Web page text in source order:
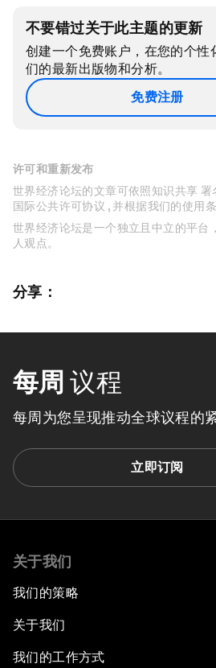
不要错过关于此主题的更新
创建一个免费账户，在您的个性
们的最新出版物和分析。
免费注册
许可和重新发布
世界经济论坛的文章可依照知识共享
国际公共许可协议 , 并根据我们的使用
世界经济论坛是一个独立且中立的平台
人观点。
分享：
每周 议程
每周为您呈现推动全球议程的
立即订阅
关于我们
我们的策略
关于我们
我们的工作方式